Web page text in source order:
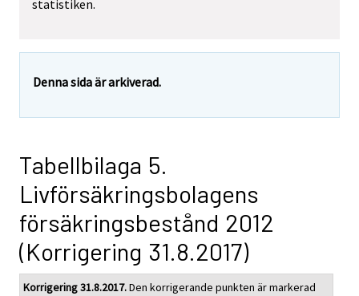
statistiken.
Denna sida är arkiverad.
Tabellbilaga 5.
Livförsäkringsbolagens
försäkringsbestånd 2012
(Korrigering 31.8.2017)
Korrigering 31.8.2017.Den korrigerande punkten är markerad